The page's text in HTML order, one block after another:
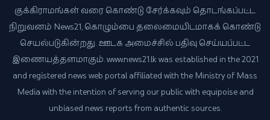
குக்கிராமங்கள் வரை கொண்டு சேர்க்கவும் தொடங்கப்பட்ட
நிறுவனம் News21, கொழும்பை தலைமையிடமாகக் கொண்டு
செயல்படுகின்றது. ஊடக அமைச்சில் பதிவு செய்யப்பட்ட
இணையத்தளமாகும். www.news21.lk was established in the 2021
and registered news web portal affiliated with the Ministry of Mass
Media with the intention of serving our public with equipoise and
unbiased news reports from authentic sources.